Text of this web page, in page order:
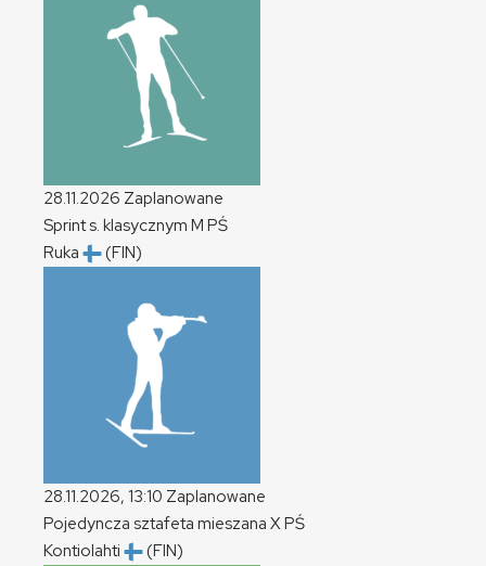
28.11.2026 Zaplanowane
Sprint s. klasycznym M PŚ
Ruka
(FIN)
28.11.2026, 13:10 Zaplanowane
Pojedyncza sztafeta mieszana XPŚ
Kontiolahti
(FIN)